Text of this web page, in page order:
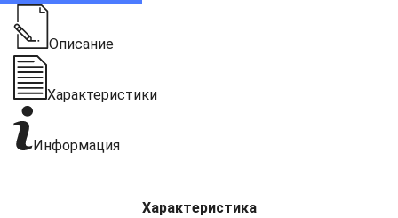
Описание
Характеристики
Информация
Характеристика